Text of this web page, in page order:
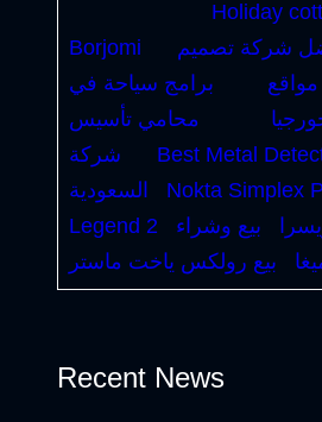
Holiday
Borjomi
شركة تصميم
مواقع
برامج سياحة في
محامي تأسيس
شركة
Best Metal
السعودية
Nokta Simplex
Legend 2
بيع وشراء
بيع رولكس ياخت ماستر
Recent News